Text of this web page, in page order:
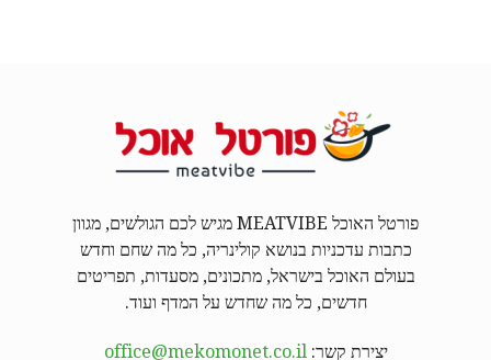
פורטל האוכל MEATVIBE מגיש לכם הגולשים, מגוון
כתבות עדכניות בנושא קולינריה, כל מה שחם וחדש
בעולם האוכל בישראל, מתכונים, מסעדות, תפריטים
חדשים, כל מה שחדש על המדף ועוד.
יצירת קשר:office@mekomonet.co.il